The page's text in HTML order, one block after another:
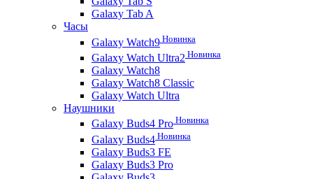
Galaxy Tab A
Часы
Galaxy Watch9 Новинка
Galaxy Watch Ultra2 Новинка
Galaxy Watch8
Galaxy Watch8 Classic
Galaxy Watch Ultra
Наушники
Galaxy Buds4 Pro Новинка
Galaxy Buds4 Новинка
Galaxy Buds3 FE
Galaxy Buds3 Pro